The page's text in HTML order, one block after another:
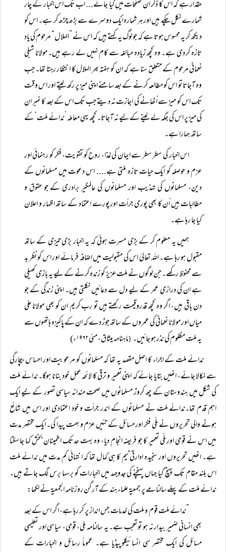
حقدار ہے کہ اس کا ذکر ان صفحات میں کیا جائے... اب تک اس اخبار کے چار
شمارے نکل چکے ہیں اور ہر شمارہ ایک دوسرے سے بڑھ چڑھ کر ہے۔ اس کو
دیکھ کر یہ محسوس ہوتا ہے کہ جو لوگ یہ کہتے ہیں کہ اس نے ”الہلال“ مرحوم کی یاد
تازہ کر دی ہے۔ وہ کچھ زیادہ مبالغہ سے کام نہیں لے رہے ہیں۔ مولانا شبلی
نعمانی مرحوم کے متعلق سنا ہے کہ ان کو ہفتہ بھر الہلال کا انتظار رہتا تھا۔ جب
وہ آجاتا تو اس کو مطالعہ کرنے کے بعد سامنے اپنی میز پر رکھ لیتے اور اس وقت
تک اس کو میز سے اُٹھانے کی اجازت نہ دیتے جب تک اس کے بعد کا نمبر ان
کی میز پر اس کی جگہ لے لینے کے لیے نہ آجاتا۔ کچھ یہی معاملہ ’ندائے ملت‘ کے
ساتھ ہمارا ہے۔
اس اخبار کی سطر سطر سے ایمان کی غذا، روح کو تقویت، فکر کو رہنمائی اور
عزم و حوصلہ کو ایک حیات تازہ ملتی ہے.... اس دعوت میں مسلمانوں کے
دین، مسلمانوں کی تہذیب اور مسلمانوں کی عالمگیر برادری کے جو حقوق و
مطالبات ہیں اُن کا بھی پوری جرأت اور پورے اعتماد کے ساتھ اظہار و اعلان
کیا جا رہا ہے۔
ہمیں یہ معلوم کر کے بڑی مسرت ہوئی کہ یہ اخبار بڑی تیزی کے ساتھ
مقبول ہو رہا ہے۔ اللہ تعالیٰ اس کی مقبولیت میں اضافہ فرمائے اور اس کو نظر بد
سے محفوظ رکھے۔ جن لوگوں نے ملت عزیز کو زندہ کرنے کے لیے یہ بازی کھیلی
ہے ان کی درازیِ عمر کے لیے دل سے دعائیں نکلتی ہیں۔ اپنی زندگی کے جو
دن باقی ہیں، اگر وہ کچھ قدروقیمت رکھتے ہیں تو رب کریم ان کو بھی مولانا علی
میاں اور مولانا نعمانی کی عمروں کے ساتھ جوڑ دے کہ ان کے پاکیزہ ہاتھوں سے
یہ ملت مظلوم کی نذر ہو جائیں۔ (ماہنامہ میثاق، مئی ۱۹۶۲ء)
ندائے ملت کے اجراء کا اصل مقصد یہ تھا کہ مسلمانوں کو مرعوبیت اور احساس بیچارگی
سے نکالا جائے، انھیں بتایا جائے کہ اپنی تعمیر و ترقی کا لائحہ عمل خود بنانا ہوگا۔ ندائے ملت
کی شکل میں ہندوستان کے چھ کروڑ مسلمانوں میں صحت مندانہ سیاسی تصور کے لیے ایک
اہم قدم تھا۔ندائے ملت نے مسلمانوں کے اندر جرأت و خود اعتمادی اور اس میں شائع
ہونے والی تحریروں نے ملّی فکر اور مسائل کے تئیں عزم و ہمت پیدا کی۔ ایک مختصر مدت
میں اس نے قومی اور ملّی تعمیر کا جو فریضہ انجام دیا، وہ بہت حد تک اطمینان بخش کہا جاسکتا
ہے۔ انھیں تحریروں اور سنجیدہ ادارتی ٹیم کا ہی کمال تھا کہ انتہائی کم مدت میں ندائے ملت
اس بلند مقام تک پہنچ گیا جہاں پہنچنے کی جدوجہد میں اخبارات کو برسہا برس لگ جاتے ہیں۔
ندائے ملت کے پہلے سالنامے پر جمعیۃ علماء ہند کے آرگن روزنامہ الجمعیۃ نے لکھا:
”ندائے ملت قوم و ملت کی خدمات جس انداز پر کر رہا ہے، اگر اس کے بعد
بھی انسانی ضمیر بیدار نہ ہو تو تعجب ہے۔ یہ سالنامہ ملی، قومی، سیاسی اور تعلیمی
مسائل کی ایک مختصر سی انسائیکلوپیڈیا ہے۔ عموماً رسائل و اخبارات کے